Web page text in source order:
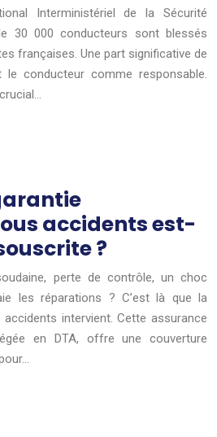
Interministériel de la Sécurité
30 000 conducteurs sont blessés
françaises. Une part significative de
le conducteur comme responsable.
accidents est-
?
perte de contrôle, un choc
les réparations ? C’est là que la
intervient. Cette assurance
en DTA, offre une couverture